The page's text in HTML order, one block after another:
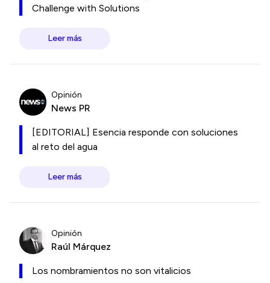
Challenge with Solutions
Leer más
Opinión
News PR
[EDITORIAL] Esencia responde con soluciones
al reto del agua
Leer más
Opinión
Raúl Márquez
Los nombramientos no son vitalicios